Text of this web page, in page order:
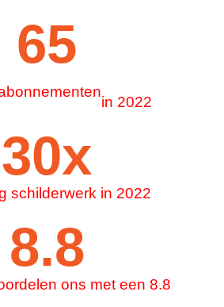
in 2022
99
schilderwerk in 2022
34x
ons met een 8.8
8.8